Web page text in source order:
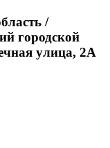
/
городской
улица, 2А